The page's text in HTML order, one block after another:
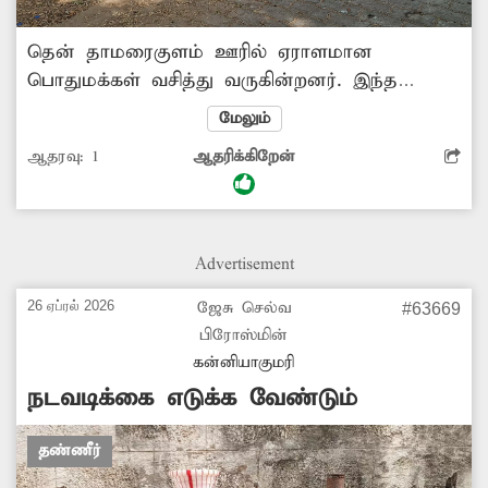
தென் தாமரைகுளம் ஊரில் ஏராளமான
பொதுமக்கள் வசித்து வருகின்றனர். இந்த
ஒரு சாலை செல்கிறது. இந்த சாலையோரம்
பொதுமக்கள் வசதிக்காக குடிநீர் குழாய்
அமைக்கப்பட்டுள்ளது. ஆனால் இந்த
அமைக்கப்பட்டுள்ளதால் குழாயில் பொதுமக்கள்
குடம் வைத்து தண்ணீர் பிடிக்க முடியாத நிலை
ஏற்பட்டுள்ளது. இதனால் அப்பகுதி மக்கள்
பெரும் அவதிக்குள்ளாகி வருகின்றனர். எனவே,
பொதுமக்கள் நலன்கருதி குடிநீர் குழாய்யை
குடம் வைக்கும் அளவிற்கு சற்று உயரமாக
அமைக்க சம்பந்தப்பட்ட...
மேலும்
ஆதரவு: 1 ஆதரிக்கிறேன்
Advertisement
26 ஏப்ரல் 2026
ஜேசு செல்வ
பிரோஸ்மின்
கன்னியாகுமரி
#63669
நடவடிக்கை எடுக்க வேண்டும்
தண்ணீர்